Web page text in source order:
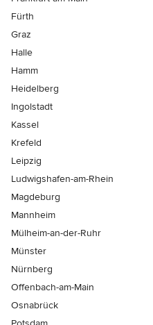
Fürth
Graz
Halle
Hamm
Heidelberg
Ingolstadt
Kassel
Krefeld
Leipzig
Ludwigshafen-am-Rhein
Magdeburg
Mannheim
Mülheim-an-der-Ruhr
Münster
Nürnberg
Offenbach-am-Main
Osnabrück